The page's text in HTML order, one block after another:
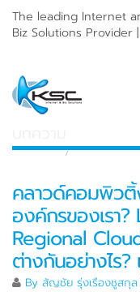
The leading Internet
Biz Solutions Provider |
ศูนย์รวมค
หน้าแรก ศูนย์รวมค
คลาวด์คอมพิวติ้
องค์กรของเรา
Regional
ต่างกันอย่างไร?
By สัญชัย รุ่งเรืองชูสกุล